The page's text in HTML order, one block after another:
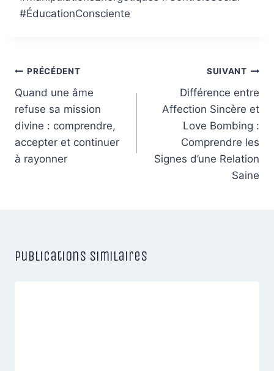
#ÉducationConsciente
Navigation
de
l’article
PRÉCÉDENT
Quand une âme
refuse sa mission
divine : comprendre,
accepter et continuer
à rayonner
SUIVANT
Différence entre
Affection Sincère et
Love Bombing :
Comprendre les
Signes d’une Relation
Saine
Publications similaires